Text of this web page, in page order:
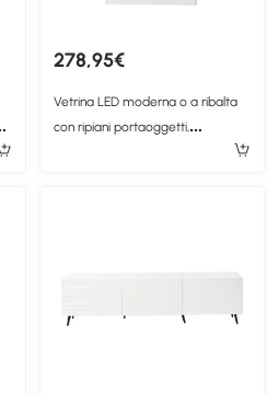
278,95€
Vetrina LED moderna o a ribalta
con ripiani portaoggetti,